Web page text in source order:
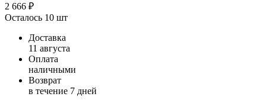
2 666 ₽
Осталось 10 шт
Доставка
11 августа
Оплата
наличными
Возврат
в течение 7 дней